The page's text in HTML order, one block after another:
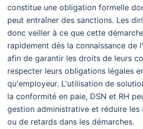
constitue une obligation formelle
peut entraîner des sanctions. Les
donc veiller à ce que cette
rapidement dès la connaissance de
afin de garantir les droits de leurs
respecter leurs obligations légales
qu'employeur. L'utilisation de
la conformité en paie, DSN et RH
gestion administrative et réduire les
ou de retards dans les démarches.